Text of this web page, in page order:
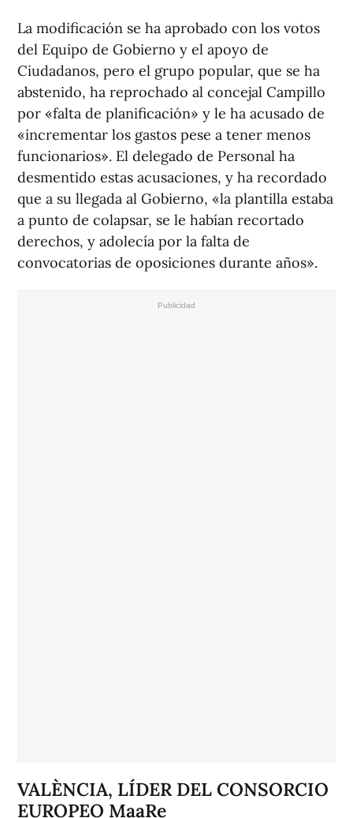
La modificación se ha aprobado con los votos
del Equipo de Gobierno y el apoyo de
Ciudadanos, pero el grupo popular, que se ha
abstenido, ha reprochado al concejal Campillo
por «falta de planificación» y le ha acusado de
«incrementar los gastos pese a tener menos
funcionarios». El delegado de Personal ha
desmentido estas acusaciones, y ha recordado
que a su llegada al Gobierno, «la plantilla estaba
a punto de colapsar, se le habían recortado
derechos, y adolecía por la falta de
convocatorias de oposiciones durante años».
VALÈNCIA, LÍDER DEL CONSORCIO
EUROPEO MaaRe